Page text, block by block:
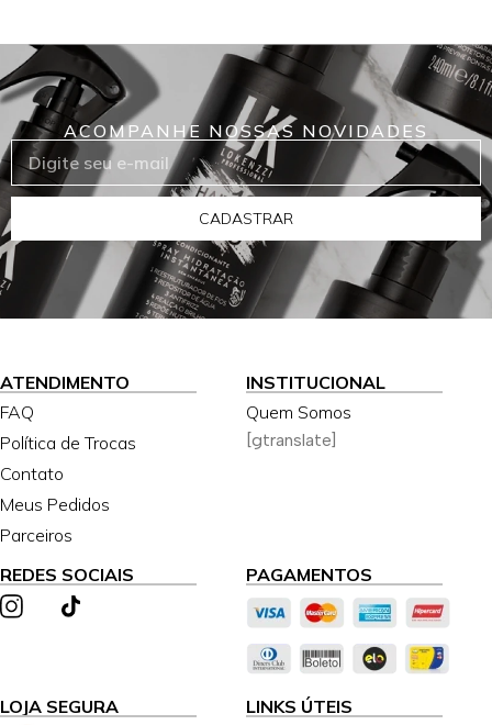
ACOMPANHE NOSSAS NOVIDADES
CADASTRAR
ATENDIMENTO
FAQ
Política de Trocas
Contato
Meus Pedidos
Parceiros
INSTITUCIONAL
Quem Somos
[gtranslate]
REDES SOCIAIS PAGAMENTOS
LOJA SEGURA
LINKS ÚTEIS